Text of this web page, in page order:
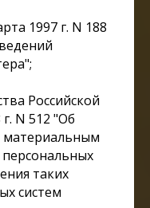
1997 г. N 188
Российской
N 512 "Об
материальным
таких
систем